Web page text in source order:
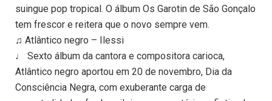
suingue pop tropical. O álbum Os Garotin de São Gonçalo
tem frescor e reitera que o novo sempre vem.
♫ Atlântico negro – Ilessi
♩ Sexto álbum da cantora e compositora carioca,
Atlântico negro aportou em 20 de novembro, Dia da
Consciência Negra, com exuberante carga de